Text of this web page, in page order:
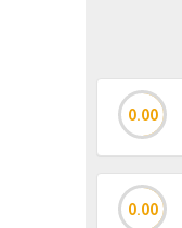
0.00
0.00